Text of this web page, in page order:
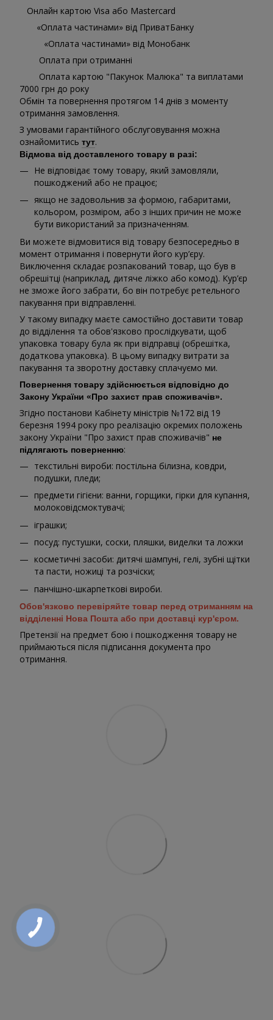
Онлайн картою Visa або Mastercard
«Оплата частинами» від ПриватБанку
«Оплата частинами» від Монобанк
Оплата при отриманні
Оплата картою "Пакунок Малюка" та виплатами
7000 грн до року
Обмін та повернення протягом 14 днів з моменту
отримання замовлення.
З умовами гарантійного обслуговування можна
ознайомитись тут.
Відмова від доставленого товару в разі:
Не відповідає тому товару, який замовляли,
пошкоджений або не працює;
якщо не задовольнив за формою, габаритами,
кольором, розміром, або з інших причин не може
бути використаний за призначенням.
Ви можете відмовитися від товару безпосередньо в
момент отримання і повернути його кур’єру.
Виключення складає розпакований товар, що був в
обрешітці (наприклад, дитяче ліжко або комод). Кур’єр
не зможе його забрати, бо він потребує ретельного
пакування при відправленні.
У такому випадку маєте самостійно доставити товар
до відділення та обов'язково прослідкувати, щоб
упаковка товару була як при відправці (обрешітка,
додаткова упаковка). В цьому випадку витрати за
пакування та зворотну доставку сплачуємо ми.
Повернення товару здійснюється відповідно до
Закону України «Про захист прав споживачів».
Згідно постанови Кабінету міністрів №172 від 19
березня 1994 року про реалізацію окремих положень
закону України "Про захист прав споживачів" не
підлягають поверненню:
текстильні вироби: постільна білизна, ковдри,
подушки, пледи;
предмети гігієни: ванни, горщики, гірки для купання,
молоковідсмоктувачі;
іграшки;
посуд: пустушки, соски, пляшки, виделки та ложки
косметичні засоби: дитячі шампуні, гелі, зубні щітки
та пасти, ножиці та розчіски;
панчішно-шкарпеткові вироби.
Обов'язково перевіряйте товар перед отриманням на
відділенні Нова Пошта або при доставці кур'єром.
Претензії на предмет бою і пошкодження товару не
приймаються після підписання документа про
отримання.